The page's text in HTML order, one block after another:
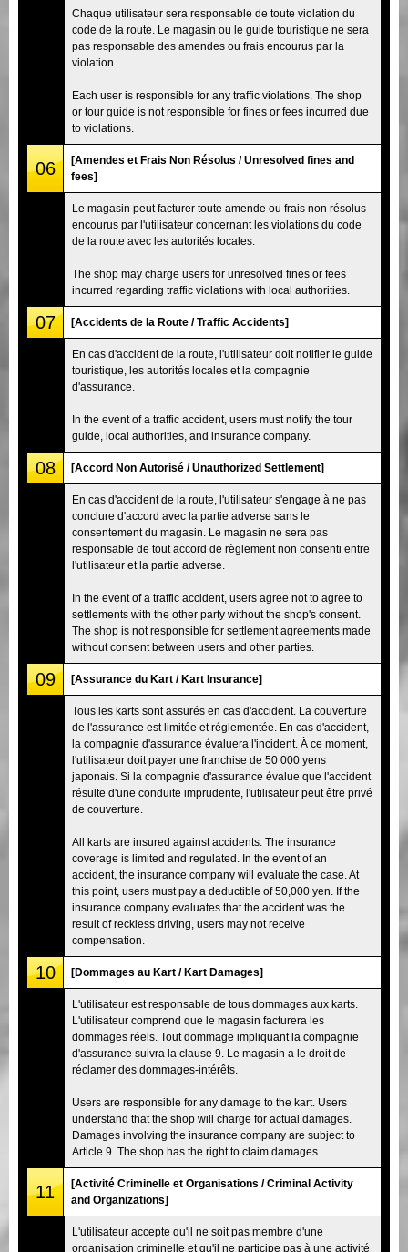
Chaque utilisateur sera responsable de toute violation du
code de la route. Le magasin ou le guide touristique ne sera
pas responsable des amendes ou frais encourus par la
violation.
Each user is responsible for any traffic violations. The shop
or tour guide is not responsible for fines or fees incurred due
to violations.
06
[Amendes et Frais Non Résolus / Unresolved fines and
fees]
Le magasin peut facturer toute amende ou frais non résolus
encourus par l'utilisateur concernant les violations du code
de la route avec les autorités locales.
The shop may charge users for unresolved fines or fees
incurred regarding traffic violations with local authorities.
07 [Accidents de la Route / Traffic Accidents]
En cas d'accident de la route, l'utilisateur doit notifier le guide
touristique, les autorités locales et la compagnie
d'assurance.
In the event of a traffic accident, users must notify the tour
guide, local authorities, and insurance company.
08 [Accord Non Autorisé / Unauthorized Settlement]
En cas d'accident de la route, l'utilisateur s'engage à ne pas
conclure d'accord avec la partie adverse sans le
consentement du magasin. Le magasin ne sera pas
responsable de tout accord de règlement non consenti entre
l'utilisateur et la partie adverse.
In the event of a traffic accident, users agree not to agree to
settlements with the other party without the shop's consent.
The shop is not responsible for settlement agreements made
without consent between users and other parties.
09 [Assurance du Kart / Kart Insurance]
Tous les karts sont assurés en cas d'accident. La couverture
de l'assurance est limitée et réglementée. En cas d'accident,
la compagnie d'assurance évaluera l'incident. À ce moment,
l'utilisateur doit payer une franchise de 50 000 yens
japonais. Si la compagnie d'assurance évalue que l'accident
résulte d'une conduite imprudente, l'utilisateur peut être privé
de couverture.
All karts are insured against accidents. The insurance
coverage is limited and regulated. In the event of an
accident, the insurance company will evaluate the case. At
this point, users must pay a deductible of 50,000 yen. If the
insurance company evaluates that the accident was the
result of reckless driving, users may not receive
compensation.
10 [Dommages au Kart / Kart Damages]
L'utilisateur est responsable de tous dommages aux karts.
L'utilisateur comprend que le magasin facturera les
dommages réels. Tout dommage impliquant la compagnie
d'assurance suivra la clause 9. Le magasin a le droit de
réclamer des dommages-intérêts.
Users are responsible for any damage to the kart. Users
understand that the shop will charge for actual damages.
Damages involving the insurance company are subject to
Article 9. The shop has the right to claim damages.
11
[Activité Criminelle et Organisations / Criminal Activity
and Organizations]
L'utilisateur accepte qu'il ne soit pas membre d'une
organisation criminelle et qu'il ne participe pas à une activité